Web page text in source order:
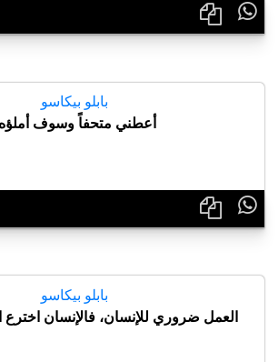

بابلو بيكاسو
أعطني متحفاً وسوف

بابلو بيكاسو
العمل ضروري للإنسان، فالإنسان اخترع